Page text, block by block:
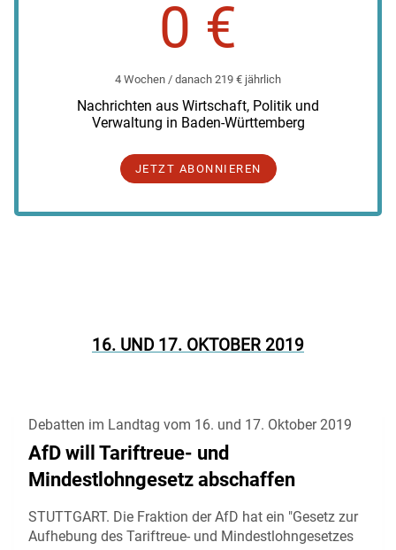
0 €
4 Wochen / danach 219 € jährlich
Nachrichten aus Wirtschaft, Politik und
Verwaltung in Baden-Württemberg
JETZT ABONNIEREN
16. UND 17. OKTOBER 2019
Debatten im Landtag vom 16. und 17. Oktober 2019
AfD will Tariftreue- und
Mindestlohngesetz abschaffen
STUTTGART. Die Fraktion der AfD hat ein "Gesetz zur
Aufhebung des Tariftreue- und Mindestlohngesetzes